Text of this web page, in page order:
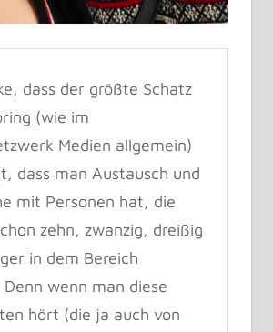
dass der größte Schatz
(wie im
Medien allgemein)
dass man Austausch und
mit Personen hat, die
zehn, zwanzig, dreißig
in dem Bereich
wenn man diese
hört (die ja auch von